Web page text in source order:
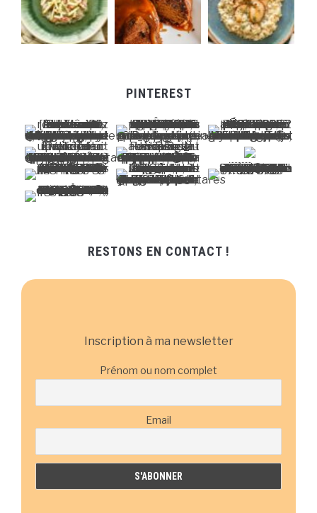
PINTEREST
RESTONS EN CONTACT !
Inscription à ma newsletter
Prénom ou nom complet
Email